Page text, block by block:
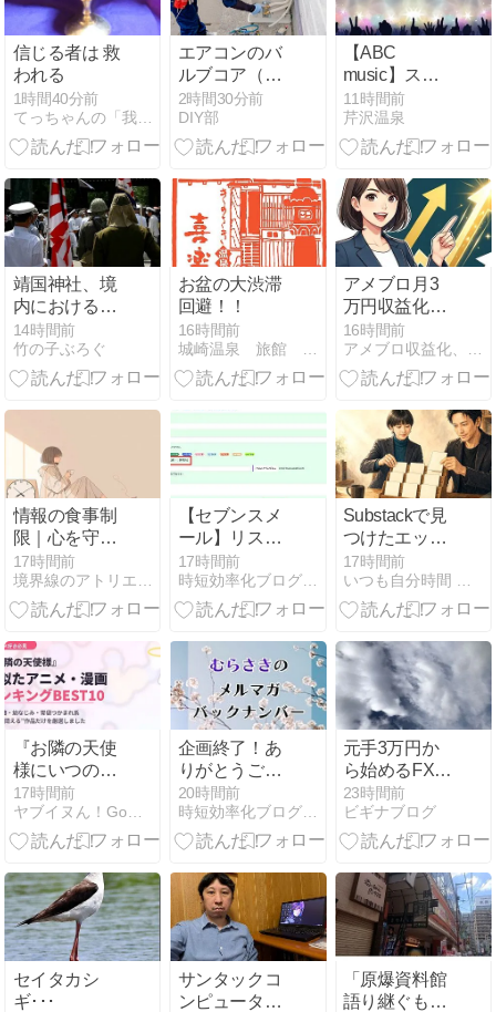
信じる者は 救
われる
1時間40分前
エアコンのバ
ルブコア（ム
シ）をDIYで
交換する方法
2時間30分前
DIY部
【ABC
music】ステ
ィービー・ワ
ンダー「I Just
Called to Say I
2007年大阪ラ
イブの思い出
11時間前
芹沢温泉
靖国神社、境
内におけるコ
スプレや軍装
の禁止を発表
14時間前
竹の子ぶろぐ
お盆の大渋滞
回避！！
16時間前
アメブロ月3
万円収益化の
全ステップ！
失敗から学ぶ
ロードマップ
16時間前
情報の食事制
限｜心を守る
ための、朝晩
30分というル
ール
17時間前
【セブンスメ
ール】リスト
を重複させず
に別シナリオ
へ登録する手
17時間前
時短効率化ブログのズボラボ
Substackで見
つけたエッセ
イ｜今日のエ
ッセイ・ラッ
ク Vol.28
17時間前
『お隣の天使
様にいつの間
にか駄目人間
にされていた
件』に似たア
ンキング
BEST10｜
甘々同棲ラブ
コメの名作を
厳選【2026年
最新版】
17時間前
ヤブイヌん！Go！！Go！！！
企画終了！あ
りがとうござ
いました！
20時間前
時短効率化ブログのズボラボ
元手3万円か
ら始めるFX自
動売買：複利
のパワーを可
視化した資産
ーション
23時間前
ビギナブログ
セイタカシ
ギ･･･
サンタックコ
ンピュータ専
「原爆資料館
語り継ぐもの